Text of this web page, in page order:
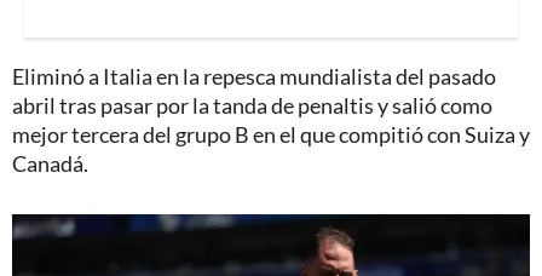
Eliminó a Italia en la repesca mundialista del pasado
abril tras pasar por la tanda de penaltis y salió como
mejor tercera del grupo B en el que compitió con Suiza y
Canadá.